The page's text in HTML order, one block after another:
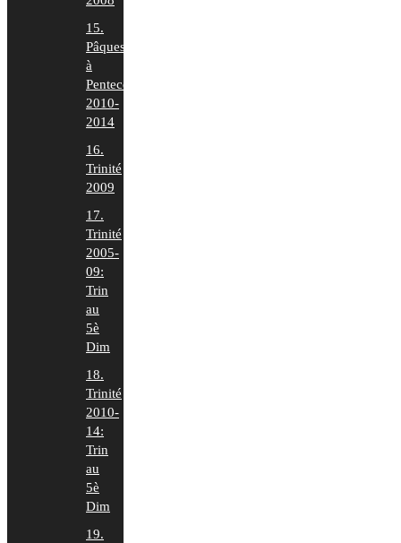
15.
Pâques
à
Pentecôte
2010-
2014
16.
Trinité
2009
17.
Trinité
2005-
09:
Trin
au
5è
Dim
18.
Trinité
2010-
14:
Trin
au
5è
Dim
19.